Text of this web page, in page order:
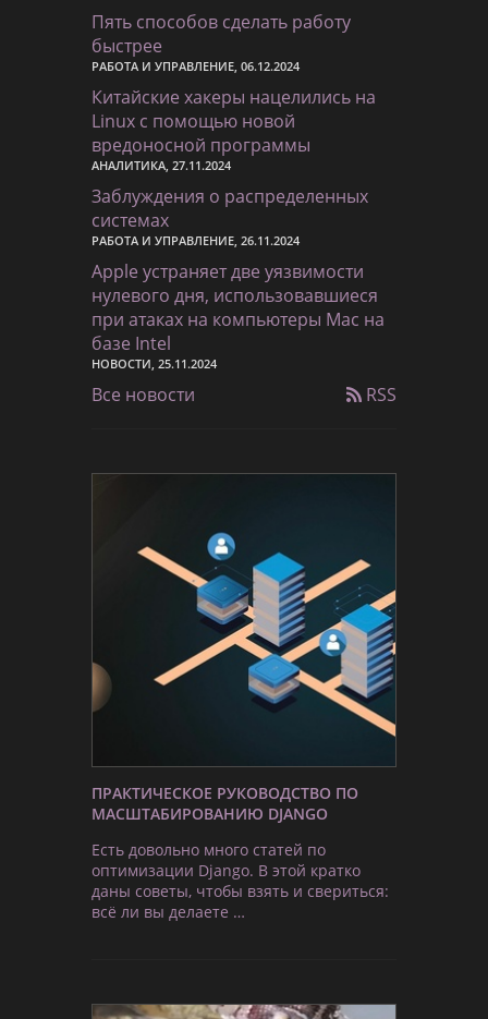
Пять способов сделать работу
быстрее
РАБОТА И УПРАВЛЕНИЕ, 06.12.2024
Китайские хакеры нацелились на
Linux с помощью новой
вредоносной программы
АНАЛИТИКА, 27.11.2024
Заблуждения о распределенных
системах
РАБОТА И УПРАВЛЕНИЕ, 26.11.2024
Apple устраняет две уязвимости
нулевого дня, использовавшиеся
при атаках на компьютеры Mac на
базе Intel
НОВОСТИ, 25.11.2024
Все новости RSS
ПРАКТИЧЕСКОЕ РУКОВОДСТВО ПО
МАСШТАБИРОВАНИЮ DJANGO
Есть довольно много статей по
оптимизации Django. В этой кратко
даны советы, чтобы взять и свериться:
всё ли вы делаете …